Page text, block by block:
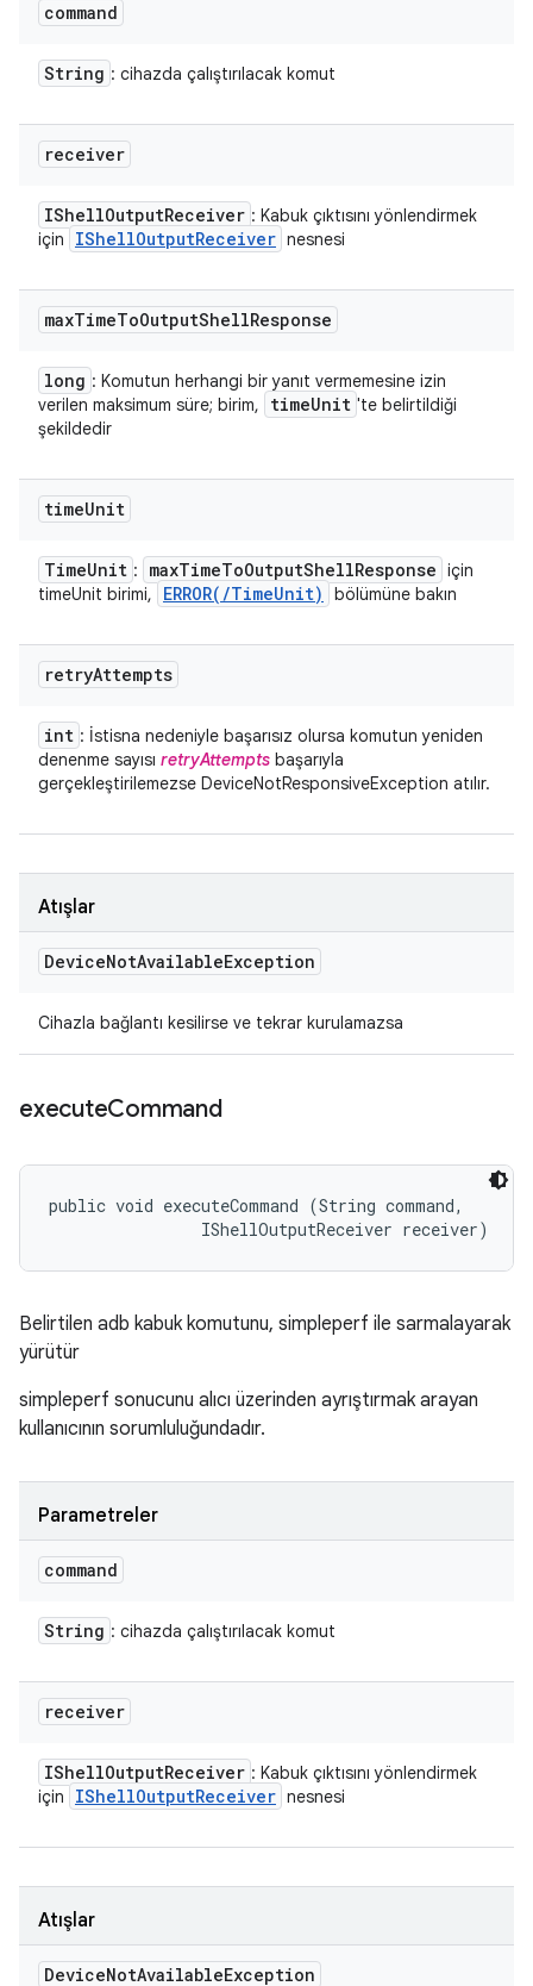
command
String : cihazda çalıştırılacak komut
receiver
IShellOutputReceiver : Kabuk çıktısını yönlendirmek
için
IShellOutputReceiver nesnesi
maxTimeToOutputShellResponse
long : Komutun herhangi bir yanıt vermemesine izin
verilen maksimum süre; birim,
timeUnit 'te belirtildiği
şekildedir
timeUnit
TimeUnit : maxTimeToOutputShellResponse için
timeUnit birimi,
ERROR( /TimeUnit) bölümüne bakın
retryAttempts
int : İstisna nedeniyle başarısız olursa komutun yeniden
denenme sayısı retryAttempts başarıyla
gerçekleştirilemezse DeviceNotResponsiveException atılır.
Atışlar
DeviceNotAvailableException
Cihazla bağlantı kesilirse ve tekrar kurulamazsa
executeCommand
public void executeCommand (String command,
                IShellOutputReceiver receiver)
Belirtilen adb kabuk komutunu, simpleperf ile sarmalayarak
yürütür
simpleperf sonucunu alıcı üzerinden ayrıştırmak arayan
kullanıcının sorumluluğundadır.
Parametreler
command
String : cihazda çalıştırılacak komut
receiver
IShellOutputReceiver : Kabuk çıktısını yönlendirmek
için
IShellOutputReceiver nesnesi
Atışlar
DeviceNotAvailableException